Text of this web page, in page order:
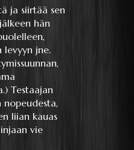
ja siirtää sen
hän
levyyn jne.
Testaajan
liian kauas
vie